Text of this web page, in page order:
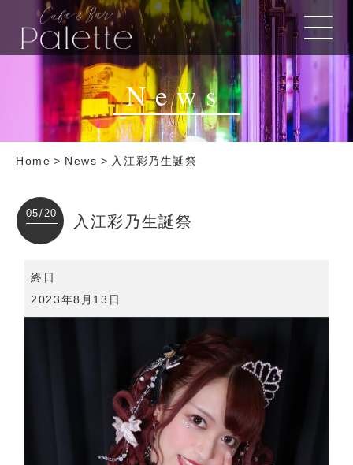
News
Home > News > 入江彩乃生誕祭
05/20 入江彩乃生誕祭
入
彩
終日
2023年8月13日